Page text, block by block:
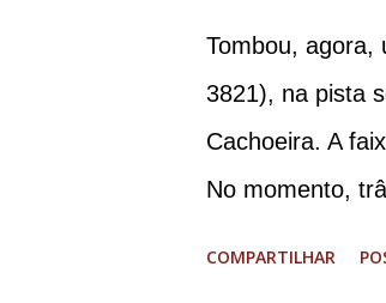
Tombou, agora,
3821), na pista
Cachoeira. A
No momento,
COMPARTILHAR